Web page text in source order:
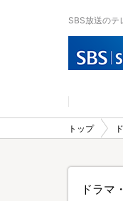
SBS放送のテ
トップ
ドラマ